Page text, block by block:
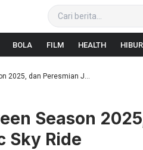
BOLA FILM HEALTH
2025, dan Peresmian J...
Season
Sky Ride